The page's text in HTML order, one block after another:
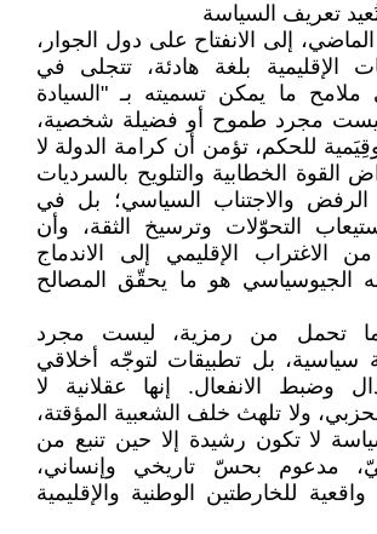
تُعيد تعريف السياسة
إلى الانفتاح على دول الجوار،
الإقليمية بلغة هادئة، تتجلى في
ما يمكن تسميته بـ "السيادة
ليست مجرد طموح أو فضيلة شخصية،
للحكم، تؤمن أن كرامة الدولة لا
القوة الخطابية والتلويح بالسرديات
الرفض والاجتناب السياسي؛ بل في
التحوّلات وترسيخ الثقة، وأن
من الاغتراب الإقليمي إلى الاندماج
الجيوسياسي هو ما يحقّق المصالح
تحمل من رمزية، ليست مجرد
سياسية، بل تطبيقات لتوجّه أخلاقي
وضبط الانفعال. إنها عقلانية لا
ولا تلهث خلف الشعبية المؤقتة،
لا تكون رشيدة إلا حين تنبع من
مدعوم بحسّ تاريخي وإنساني،
للخارطتين الوطنية والإقليمية